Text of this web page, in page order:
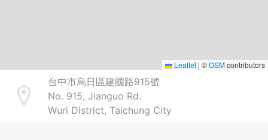
Leaflet | ©OSMcontributors
Address
台中市烏日區建國路915號
No. 915, Jianguo Rd.
Wuri District, Taichung City